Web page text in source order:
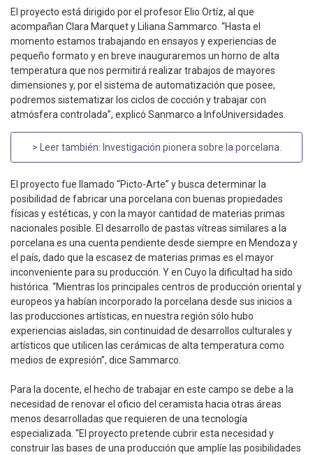
El proyecto está dirigido por el profesor Elio Ortíz, al que
acompañan Clara Marquet y Liliana Sammarco. “Hasta el
momento estamos trabajando en ensayos y experiencias de
pequeño formato y en breve inauguraremos un horno de alta
temperatura que nos permitirá realizar trabajos de mayores
dimensiones y, por el sistema de automatización que posee,
podremos sistematizar los ciclos de cocción y trabajar con
atmósfera controlada”, explicó Sanmarco a InfoUniversidades.
> Leer también: Investigación pionera sobre la porcelana
El proyecto fue llamado “Picto-Arte” y busca determinar la
posibilidad de fabricar una porcelana con buenas propiedades
físicas y estéticas, y con la mayor cantidad de materias primas
nacionales posible. El desarrollo de pastas vítreas similares a la
porcelana es una cuenta pendiente desde siempre en Mendoza y
el país, dado que la escasez de materias primas es el mayor
inconveniente para su producción. Y en Cuyo la dificultad ha sido
histórica. “Mientras los principales centros de producción oriental y
europeos ya habían incorporado la porcelana desde sus inicios a
las producciones artísticas, en nuestra región sólo hubo
experiencias aisladas, sin continuidad de desarrollos culturales y
artísticos que utilicen las cerámicas de alta temperatura como
medios de expresión”, dice Sammarco.
Para la docente, el hecho de trabajar en este campo se debe a la
necesidad de renovar el oficio del ceramista hacia otras áreas
menos desarrolladas que requieren de una tecnología
especializada. “El proyecto pretende cubrir esta necesidad y
construir las bases de una producción que amplíe las posibilidades